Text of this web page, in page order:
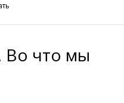
Во что мы